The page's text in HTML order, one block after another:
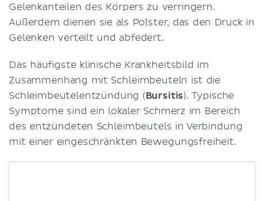
Gelenkanteilen des Körpers zu verringern.
Außerdem dienen sie als Polster, das den Druck in
Gelenken verteilt und abfedert.
Das häufigste klinische Krankheitsbild im
Zusammenhang mit Schleimbeuteln ist die
Schleimbeutelentzündung (Bursitis). Typische
Symptome sind ein lokaler Schmerz im Bereich
des entzündeten Schleimbeutels in Verbindung
mit einer eingeschränkten Bewegungsfreiheit.